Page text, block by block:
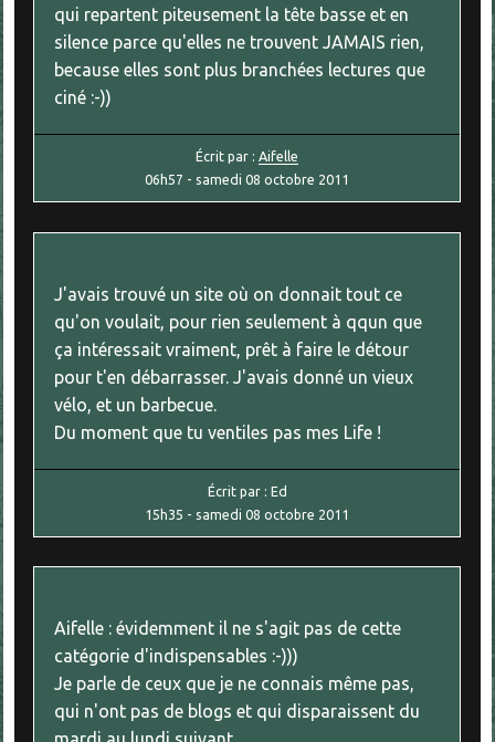
qui repartent piteusement la tête basse et en
silence parce qu'elles ne trouvent JAMAIS rien,
because elles sont plus branchées lectures que
ciné :-))
Écrit par :Aifelle
06h57 - samedi 08 octobre 2011
J'avais trouvé un site où on donnait tout ce
qu'on voulait, pour rien seulement à qqun que
ça intéressait vraiment, prêt à faire le détour
pour t'en débarrasser. J'avais donné un vieux
vélo, et un barbecue.
Du moment que tu ventiles pas mes Life !
Écrit par : Ed
15h35 - samedi 08 octobre 2011
Aifelle : évidemment il ne s'agit pas de cette
catégorie d'indispensables :-)))
Je parle de ceux que je ne connais même pas,
qui n'ont pas de blogs et qui disparaissent du